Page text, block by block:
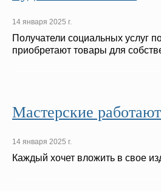
14 января 2025 г.
Получатели социальных услуг
приобретают товары для
Мастерские
14 января 2025 г.
Каждый хочет вложить в свое